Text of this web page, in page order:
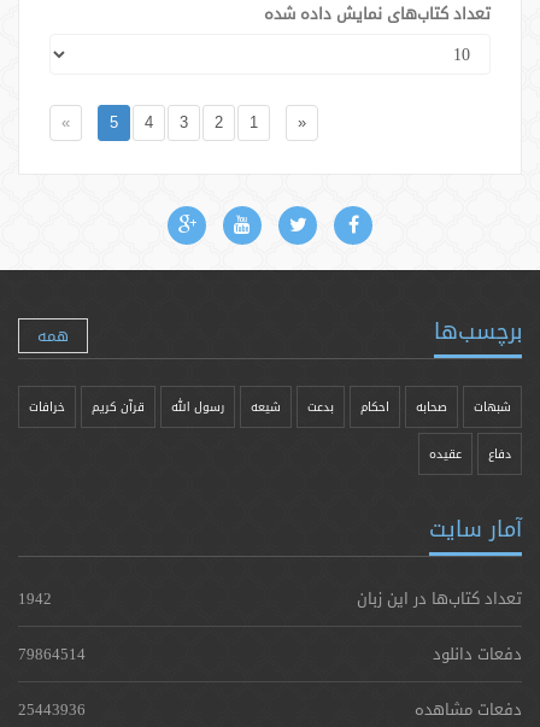
تعداد کتاب‌های نمایش داده شده
«
1
2
3
4
5
»
برچسب‌ها همه
شبهات صحابه احکام بدعت شیعه رسول الله قرآن کریم خرافات
دفاع عقیده
آمار سایت
تعداد کتاب‌ها در این زبان
1942
دفعات دانلود
79864514
دفعات مشاهده
25443936